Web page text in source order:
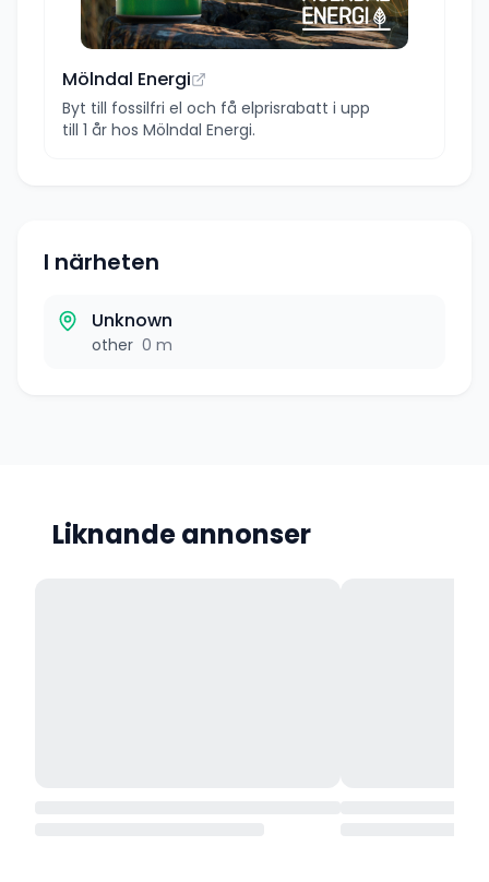
Mölndal Energi
Byt till fossilfri el och få elprisrabatt i upp
till 1 år hos Mölndal Energi.
I närheten
Unknown
other 0 m
Liknande annonser